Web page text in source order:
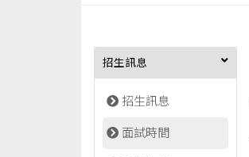
招生訊息
招生訊息
面試時間